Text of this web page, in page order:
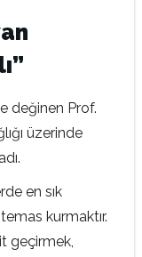
değinen Prof.
üzerinde
en sık
kurmaktır.
geçirmek,